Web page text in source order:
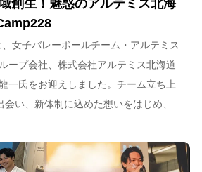
創生！魅惑のアルテミス北海
女子バレーボールチーム・アルテミス
ープ会社、株式会社アルテミス北海道
一氏をお迎えしました。チーム立ち上
い、新体制に込めた想いをはじめ、
ョンについて語っています。